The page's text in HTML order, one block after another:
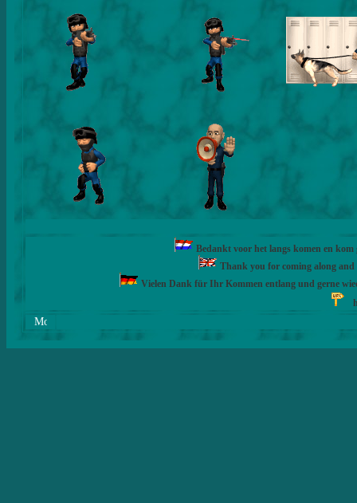
Bedankt voor het langs komen en
Thank you for coming along and
Vielen Dank für Ihr Kommen entlang und gerne